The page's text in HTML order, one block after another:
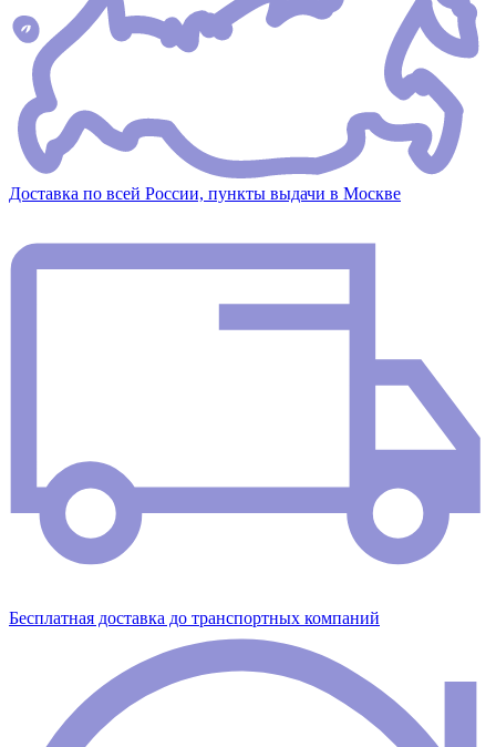
Доставка по всей России, пункты выдачи в Москве
Бесплатная доставка до транспортных компаний